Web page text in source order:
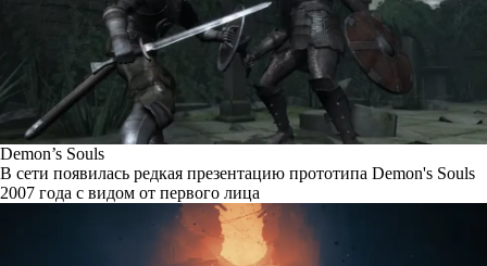
Demon’s Souls
В сети появилась редкая презентацию прототипа Demon's Souls
2007 года с видом от первого лица